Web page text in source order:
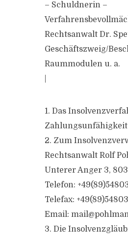
– Schuldnerin –
Rechtsanwalt Dr.
Geschäftszweig/
Raummodulen u. a.
1. Das
Zahlungsunfähigkeit
2. Zum
Rechtsanwalt Rolf
Unterer Anger 3,
Telefon:
Telefax:
Email:
3. Die